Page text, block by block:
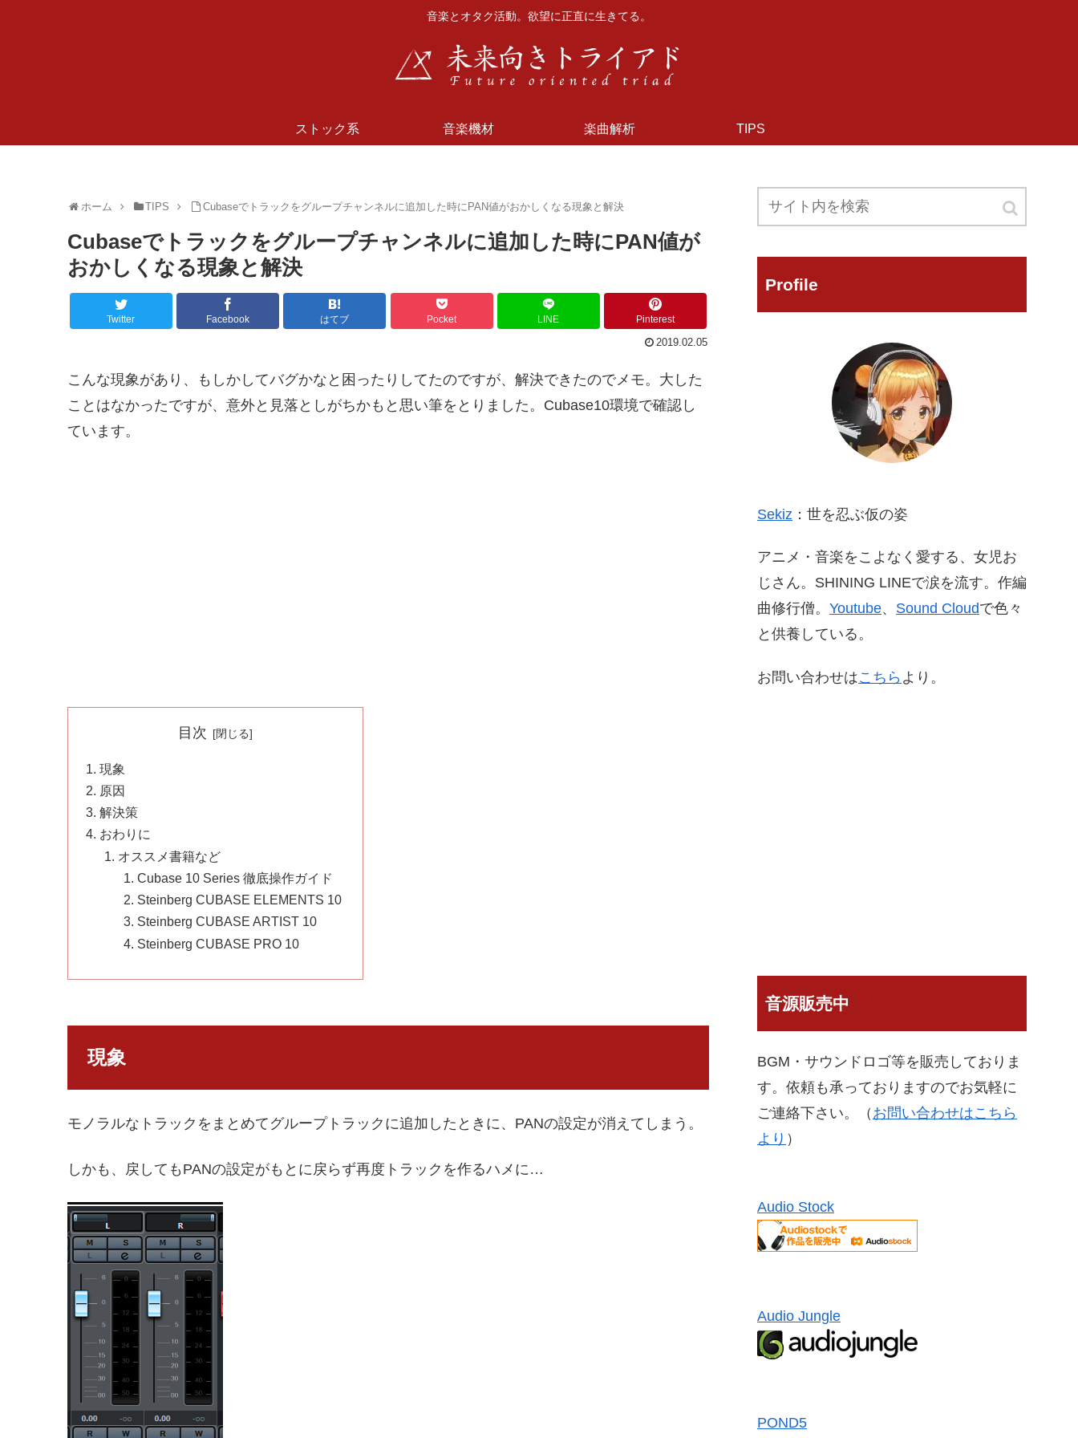
音楽とオタク活動。欲望に正直に生きてる。
ストック系 音楽機材 楽曲解析 TIPS
ホーム TIPS Cubaseでトラックをグループチャンネルに追加した時にPAN値がおかしくなる現象と解決
Cubaseでトラックをグループチャンネルに追加した時にPAN値が
おかしくなる現象と解決
Twitter Facebook はてブ Pocket LINE Pinterest
2019.02.05
こんな現象があり、もしかしてバグかなと困ったりしてたのですが、解決できたのでメモ。大した
ことはなかったですが、意外と見落としがちかもと思い筆をとりました。Cubase10環境で確認し
ています。
目次
現象
原因
解決策
おわりに
オススメ書籍など
Cubase 10 Series 徹底操作ガイド
Steinberg CUBASE ELEMENTS 10
Steinberg CUBASE ARTIST 10
Steinberg CUBASE PRO 10
現象
モノラルなトラックをまとめてグループトラックに追加したときに、PANの設定が消えてしまう。
しかも、戻してもPANの設定がもとに戻らず再度トラックを作るハメに…
Profile
Sekiz ：世を忍ぶ仮の姿
アニメ・音楽をこよなく愛する、女児お
じさん。SHINING LINEで涙を流す。作編
曲修行僧。 Youtube、 Sound Cloudで色々
と供養している。
お問い合わせはこちら より。
音源販売中
BGM・サウンドロゴ等を販売しておりま
す。依頼も承っておりますのでお気軽に
ご連絡下さい。（ お問い合わせはこちら
より ）
Audio Stock
Audio Jungle
POND5